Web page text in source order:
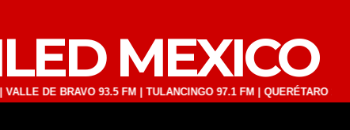
MEXICO
DE BRAVO 93.5 FM | TULANCINGO 97.1 FM | QUERÉTARO 103.1